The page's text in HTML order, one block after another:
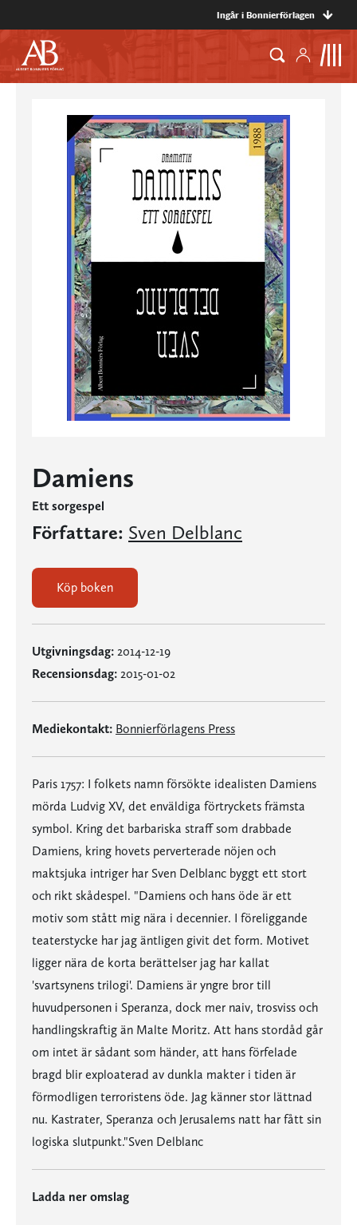
Ingår i Bonnierförlagen
Damiens
Ett sorgespel
Författare: Sven Delblanc
Köp boken
Utgivningsdag: 2014-12-19
Recensionsdag: 2015-01-02
Mediekontakt: Bonnierförlagens Press
Paris 1757: I folkets namn försökte idealisten Damiens
mörda Ludvig XV, det enväldiga förtryckets främsta
symbol. Kring det barbariska straff som drabbade
Damiens, kring hovets perverterade nöjen och
maktsjuka intriger har Sven Delblanc byggt ett stort
och rikt skådespel. "Damiens och hans öde är ett
motiv som stått mig nära i decennier. I föreliggande
teaterstycke har jag äntligen givit det form. Motivet
ligger nära de korta berättelser jag har kallat
'svartsynens trilogi'. Damiens är yngre bror till
huvudpersonen i Speranza, dock mer naiv, trosviss och
handlingskraftig än Malte Moritz. Att hans stordåd går
om intet är sådant som händer, att hans förfelade
bragd blir exploaterad av dunkla makter i tiden är
förmodligen terroristens öde. Jag känner stor lättnad
nu. Kastrater, Speranza och Jerusalems natt har fått sin
logiska slutpunkt."Sven Delblanc
Ladda ner omslag